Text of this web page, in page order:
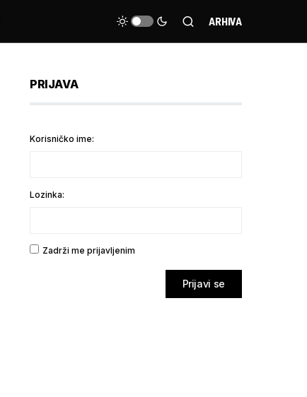
ARHIVA
PRIJAVA
Korisničko ime:
Lozinka:
Zadrži me prijavljenim
Prijavi se